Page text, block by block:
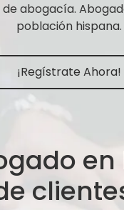
abogacía.
población hispana.
¡Regístrate Ahora!